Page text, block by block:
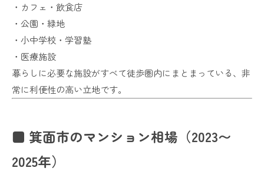
・カフェ・飲食店
・公園・緑地
・小中学校・学習塾
・医療施設
暮らしに必要な施設がすべて徒歩圏内にまとまっている、非
常に利便性の高い立地です。
■ 箕面市のマンション相場（2023〜
2025年）